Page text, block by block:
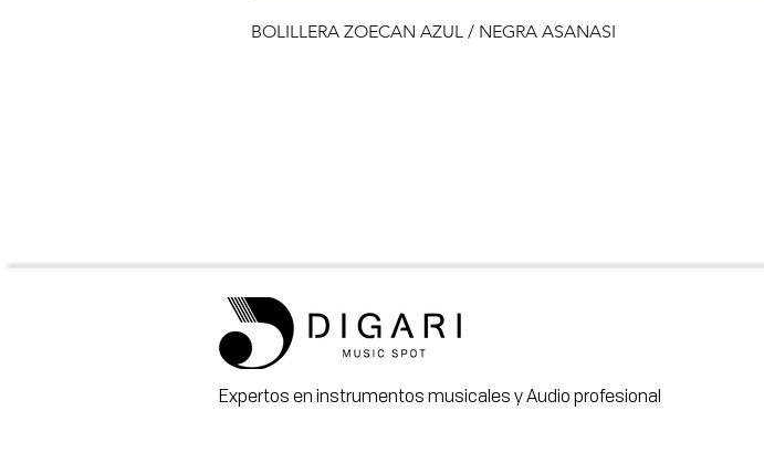
BOLILLERA ZOECAN AZUL / NEGRA ASANASI
Expertos en instrumentos musicales y Audio profesional